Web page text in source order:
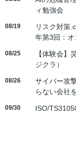
ィ勉強会
08/19
リスク対策
年第3回：オ
08/25
【体験会
ジクラ）
08/26
サイバー攻
らない会社
09/30 ISO/